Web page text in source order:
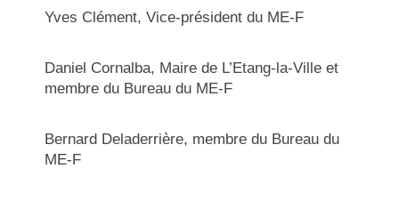
Yves Clément, Vice-président du ME-F
Daniel Cornalba, Maire de L’Etang-la-Ville et
membre du Bureau du ME-F
Bernard Deladerrière, membre du Bureau du
ME-F